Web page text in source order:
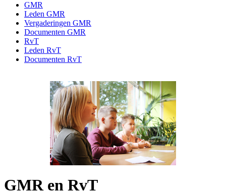
GMR
Leden GMR
Vergaderingen GMR
Documenten GMR
RvT
Leden RvT
Documenten RvT
GMR en RvT